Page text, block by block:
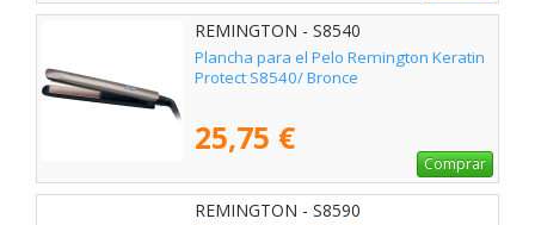
REMINGTON - S8540
Plancha para el Pelo Remington Keratin
Protect S8540/ Bronce
25,75 €
Comprar
REMINGTON - S8590